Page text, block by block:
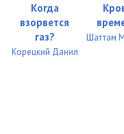
Когда
взорвется
газ?
Корецкий Данил
Шаттам